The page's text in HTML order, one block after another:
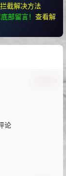
截解决方法
部留言！ 查看解
论